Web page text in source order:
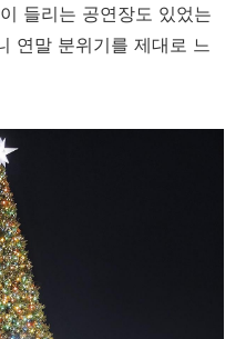
들리는 공연장도 있었는
연말 분위기를 제대로 느